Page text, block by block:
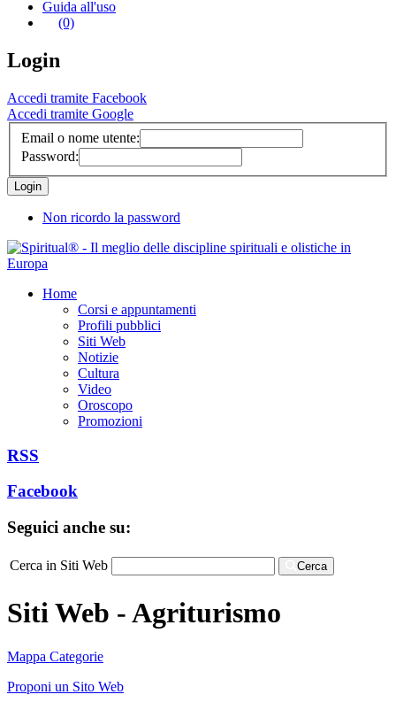
Guida all'uso
(0)
Login
Accedi tramite Facebook
Accedi tramite Google
Email o nome utente:
Password:
Non ricordo la password
Home
Corsi e appuntamenti
Profili pubblici
Siti Web
Notizie
Cultura
Video
Oroscopo
Promozioni
RSS
Facebook
Seguici anche su:
Cerca in Siti Web Cerca
Siti Web - Agriturismo
Mappa Categorie
Proponi un Sito Web